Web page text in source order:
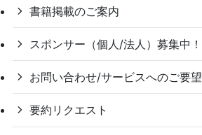
書籍掲載のご案内
スポンサー（個人/法人）募集中！
お問い合わせ/サービスへのご要望
要約リクエスト